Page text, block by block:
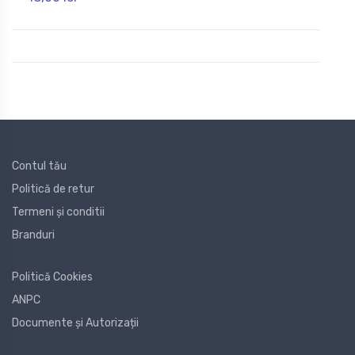
Contul tău
Politică de retur
Termeni și conditii
Branduri
Politică Cookies
ANPC
Documente și Autorizații